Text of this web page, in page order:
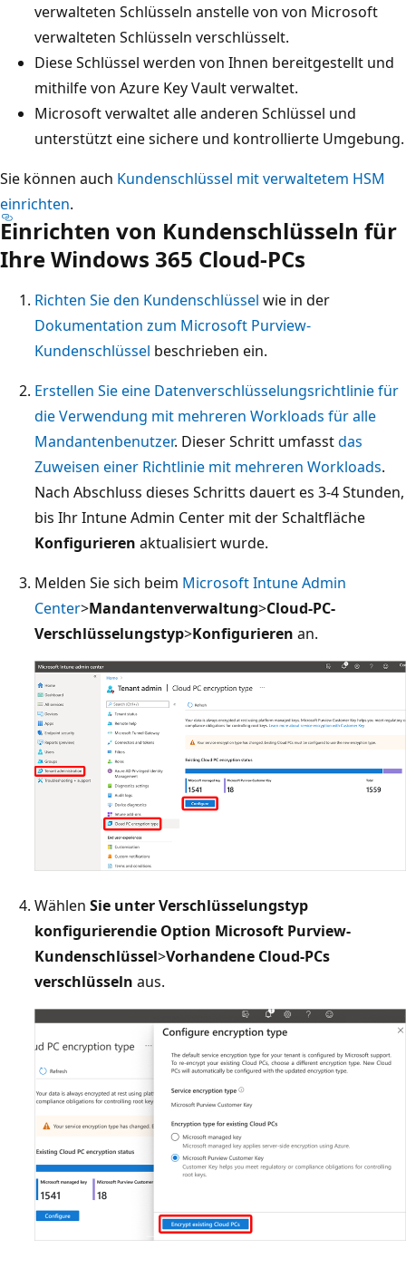
verwalteten Schlüsseln anstelle von von Microsoft
verwalteten Schlüsseln verschlüsselt.
Diese Schlüssel werden von Ihnen bereitgestellt und
mithilfe von Azure Key Vault verwaltet.
Microsoft verwaltet alle anderen Schlüssel und
unterstützt eine sichere und kontrollierte Umgebung.
Sie können auch Kundenschlüssel mit verwaltetem HSM
einrichten.
Einrichten von Kundenschlüsseln für
Ihre Windows 365 Cloud-PCs
Richten Sie den Kundenschlüssel wie in der
Dokumentation zum Microsoft Purview-
Kundenschlüssel beschrieben ein.
Erstellen Sie eine Datenverschlüsselungsrichtlinie für
die Verwendung mit mehreren Workloads für alle
Mandantenbenutzer. Dieser Schritt umfasstdas
Zuweisen einer Richtlinie mit mehreren Workloads.
Nach Abschluss dieses Schritts dauert es 3-4 Stunden,
bis Ihr Intune Admin Center mit der Schaltfläche
Konfigurieren aktualisiert wurde.
Melden Sie sich beim Microsoft Intune Admin
Center>Mandantenverwaltung>Cloud-PC-
Verschlüsselungstyp>Konfigurieren an.
Wählen Sie unter Verschlüsselungstyp
konfigurierendie Option Microsoft Purview-
Kundenschlüssel>Vorhandene Cloud-PCs
verschlüsseln aus.